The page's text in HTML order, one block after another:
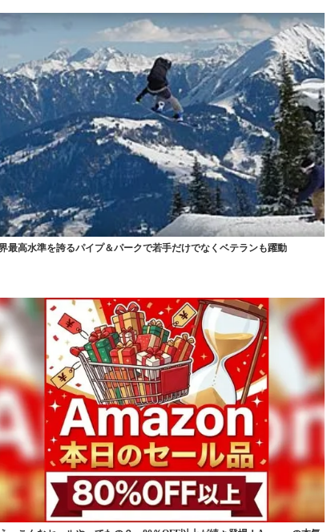
最高水準を誇るパイプ＆パークで若手だけでなくベテランも躍動